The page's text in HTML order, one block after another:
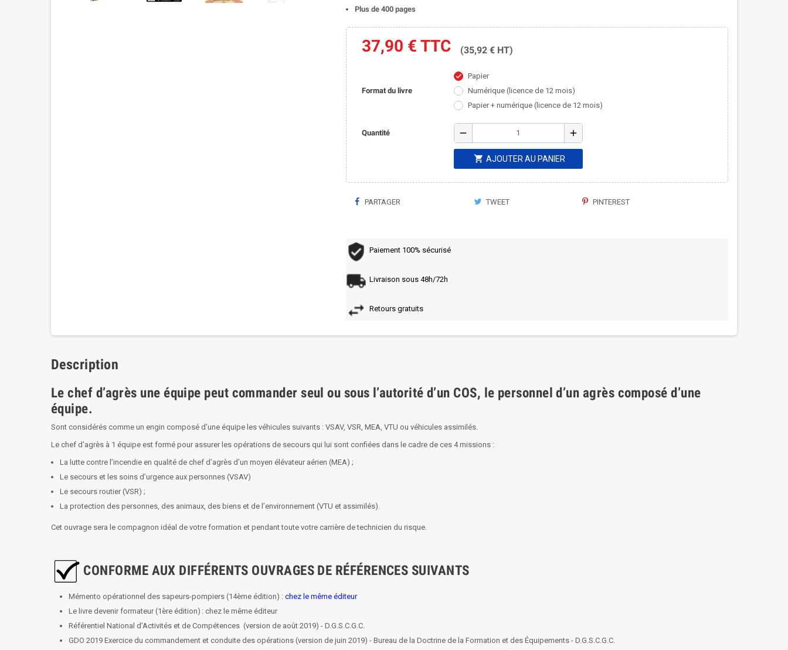
Plus de 400 pages
37,90 € TTC (35,92 € HT)
Format du livre
check
Papier
Numérique (licence de 12 mois)
Papier + numérique (licence de 12 mois)
Quantité remove add
shopping_cart AJOUTER AU PANIER
PARTAGER TWEET PINTEREST
Paiement 100% sécurisé
Livraison sous 48h/72h
Retours gratuits
Description
Le chef d’agrès une équipe peut commander seul ou sous l’autorité d’un COS, le personnel d’un agrès composé d’une
équipe.
Sont considérés comme un engin composé d’une équipe les véhicules suivants : VSAV, VSR, MEA, VTU ou véhicules assimilés.
Le chef d'agrès à 1 équipe est formé pour assurer les opérations de secours qui lui sont confiées dans le cadre de ces 4 missions :
La lutte contre l’incendie en qualité de chef d’agrès d’un moyen élévateur aérien (MEA) ;
Le secours et les soins d’urgence aux personnes (VSAV)
Le secours routier (VSR) ;
La protection des personnes, des animaux, des biens et de l’environnement (VTU et assimilés).
Cet ouvrage sera le compagnon idéal de votre formation et pendant toute votre carrière de technicien du risque.
CONFORME AUX DIFFÉRENTS OUVRAGES DE RÉFÉRENCES SUIVANTS
Mémento opérationnel des sapeurs-pompiers (14ème édition) : chez le même éditeur
Le livre devenir formateur (1ère édition) : chez le même éditeur
Référentiel National d'Activités et de Compétences (version de août 2019) - D.G.S.C.G.C.
GDO 2019 Exercice du commandement et conduite des opérations (version de juin 2019) - Bureau de la Doctrine de la Formation et des Équipements - D.G.S.C.G.C.